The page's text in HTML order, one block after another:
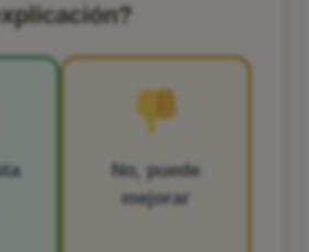
No, puede
mejorar